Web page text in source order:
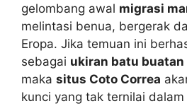
gelombang awal migrasi
melintasi benua, bergerak
Eropa. Jika temuan ini
sebagai ukiran batu
maka situs Coto Correa
kunci yang tak ternilai